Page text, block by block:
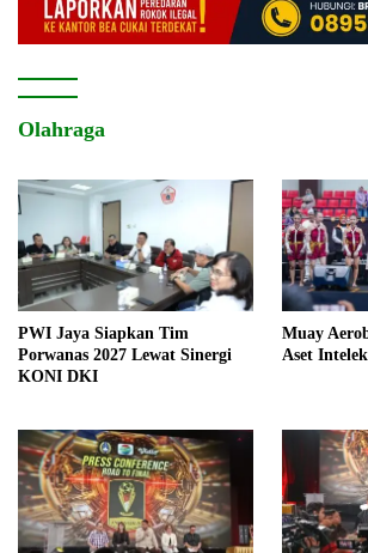
Olahraga
PWI Jaya Siapkan Tim
Porwanas 2027 Lewat Sinergi
KONI DKI
Muay
Aset